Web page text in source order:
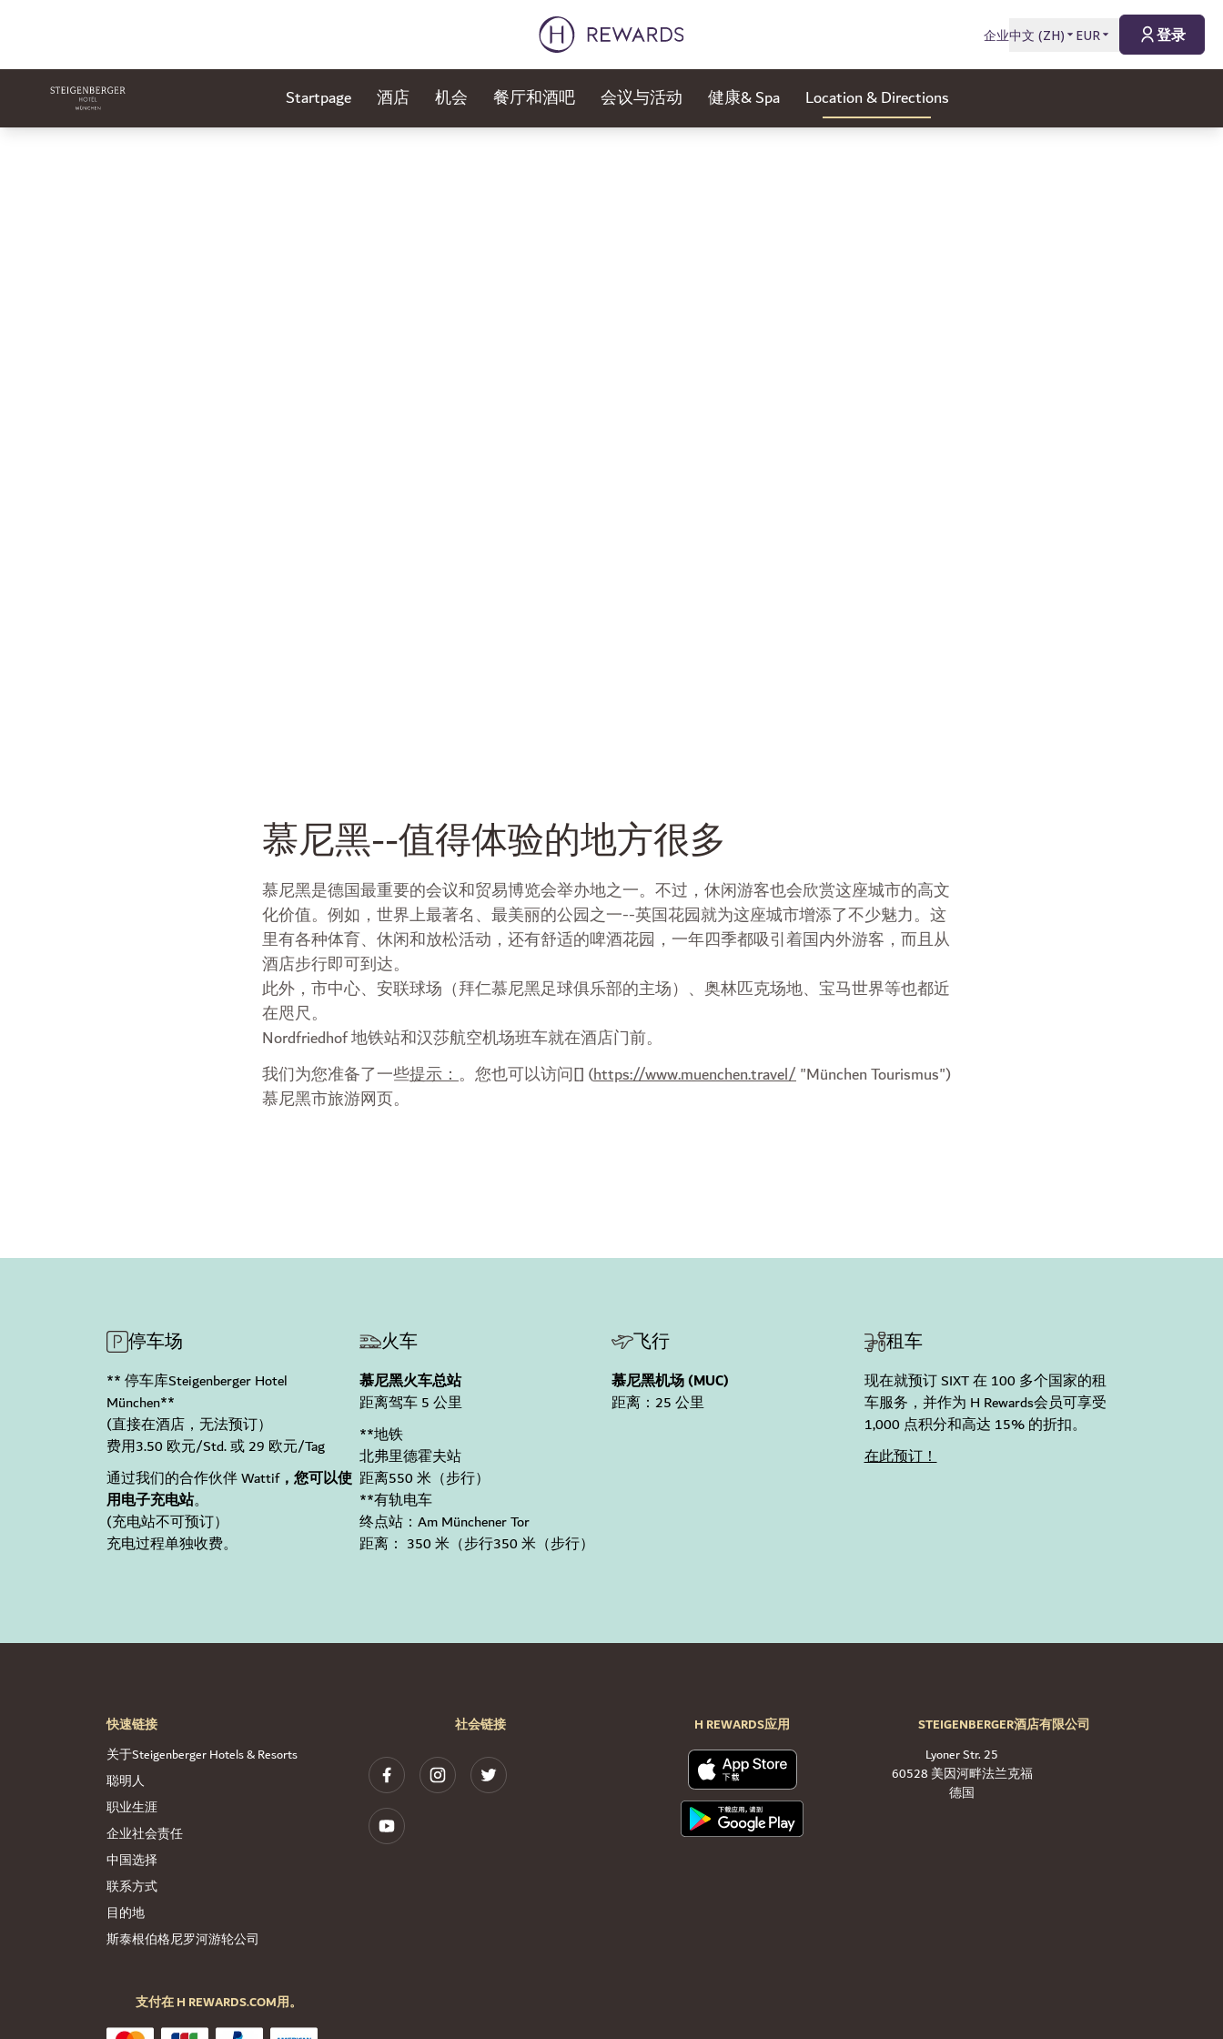
企业中文 (ZH) EUR 登录
Startpage 酒店 机会 餐厅和酒吧 会议与活动 健康& Spa Location & Directions
慕尼黑--值得体验的地方很多
慕尼黑是德国最重要的会议和贸易博览会举办地之一。不过，休闲游客也会欣赏这座城市的高文
化价值。例如，世界上最著名、最美丽的公园之一--英国花园就为这座城市增添了不少魅力。这
里有各种体育、休闲和放松活动，还有舒适的啤酒花园，一年四季都吸引着国内外游客，而且从
酒店步行即可到达。
此外，市中心、安联球场（拜仁慕尼黑足球俱乐部的主场）、奥林匹克场地、宝马世界等也都近
在咫尺。
Nordfriedhof 地铁站和汉莎航空机场班车就在酒店门前。
我们为您准备了一些提示：。您也可以访问[] (https://www.muenchen.travel/"München Tourismus")
慕尼黑市旅游网页。
停车场
** 停车库Steigenberger Hotel
München**
(直接在酒店，无法预订）
费用3.50 欧元/Std. 或 29 欧元/Tag
通过我们的合作伙伴 Wattif，您可以使
用电子充电站。
(充电站不可预订）
充电过程单独收费。
火车
慕尼黑火车总站
距离驾车 5 公里
**地铁
北弗里德霍夫站
距离550 米（步行）
**有轨电车
终点站：Am Münchener Tor
距离： 350 米（步行350 米（步行）
飞行
慕尼黑机场 (MUC)
距离：25 公里
租车
现在就预订 SIXT 在 100 多个国家的租
车服务，并作为 H Rewards会员可享受
1,000 点积分和高达 15% 的折扣。
在此预订！
快速链接
关于Steigenberger Hotels & Resorts
聪明人
职业生涯
企业社会责任
中国选择
联系方式
目的地
斯泰根伯格尼罗河游轮公司
社会链接 H REWARDS应用
STEIGENBERGER酒店有限公司
Lyoner Str. 25
60528 美因河畔法兰克福
德国
支付在 H REWARDS.COM用。